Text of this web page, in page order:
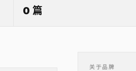
0 篇
关于品牌